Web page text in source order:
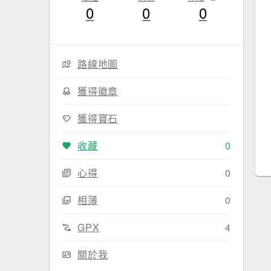
0 0 0
路線地圖
獲得徽章
獲得寶石
收藏
0
心得
0
相簿
0
GPX
4
關於我